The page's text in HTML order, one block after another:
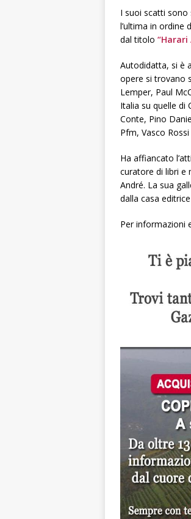
I suoi scatti sono
l’ultima in ordine
dal titolo
Autodidatta, si è
opere si trovano
Lemper, Paul
Italia su quelle di
Conte, Pino
Pfm, Vasco
Ha affiancato
curatore di libri e
André. La sua
dalla casa
Per informazioni